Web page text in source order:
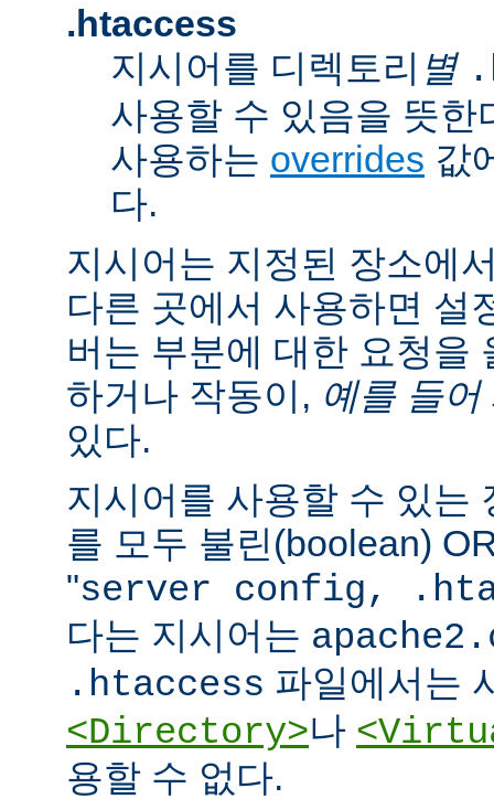
.htaccess
지시어를 디렉토리 별
사용할 수 있음을 뜻한
사용하는 overrides 값
다.
지시어는 지정된 장소에
다른 곳에서 사용하면 설
버는 부분에 대한 요청을
하거나 작동이, 예를 들어
있다.
지시어를 사용할 수 있는
를 모두 불린(boolean)
"server config,
다는 지시어는
.htaccess 파일에서는
<Directory>나
용할 수 없다.